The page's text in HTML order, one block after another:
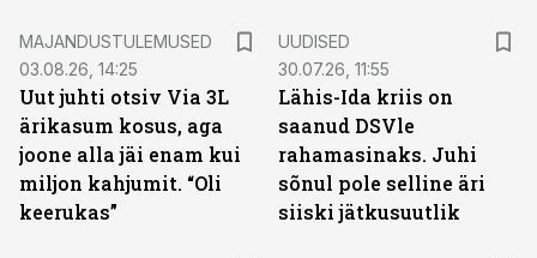
MAJANDUSTULEMUSED
03.08.26, 14:25
Uut juhti otsiv Via 3L
ärikasum kosus, aga
joone alla jäi enam kui
miljon kahjumit. “Oli
keerukas”
UUDISED
30.07.26, 11:55
Lähis-Ida kriis on
saanud DSVle
rahamasinaks. Juhi
sõnul pole selline äri
siiski jätkusuutlik